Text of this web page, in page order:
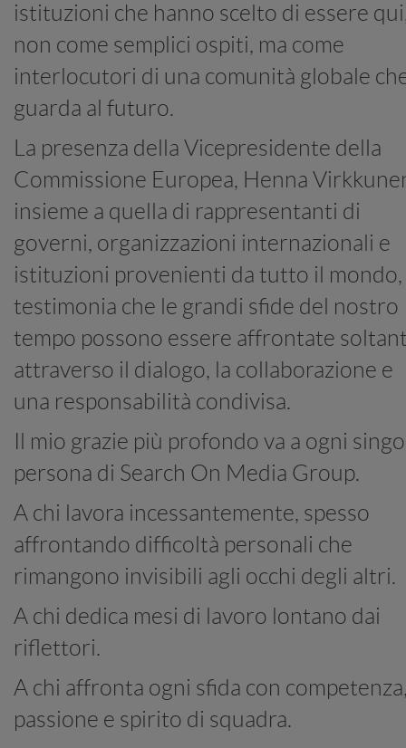
istituzioni che hanno scelto di essere
non come semplici ospiti, ma come
interlocutori di una comunità globale
guarda al futuro.
La presenza della Vicepresidente della
Commissione Europea, Henna
insieme a quella di rappresentanti di
governi, organizzazioni internazionali e
istituzioni provenienti da tutto il mondo,
testimonia che le grandi sfide del nostro
tempo possono essere affrontate
attraverso il dialogo, la collaborazione e
una responsabilità condivisa.
Il mio grazie più profondo va a ogni
persona di Search On Media Group.
A chi lavora incessantemente, spesso
affrontando difficoltà personali che
rimangono invisibili agli occhi degli altri.
A chi dedica mesi di lavoro lontano dai
riflettori.
A chi affronta ogni sfida con
passione e spirito di squadra.